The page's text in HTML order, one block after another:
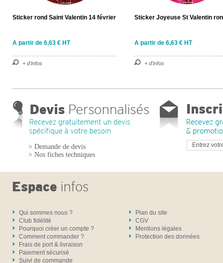
Sticker rond Saint Valentin 14 février
A partir de 6,63 € HT
+ d'infos
Sticker Joyeuse St Valentin
A partir de 6,63 € HT
+ d'infos
> Demande de devis
> Nos fiches techniques
Qui sommes nous ?
Club fidélité
Pourquoi créer un compte ?
Comment commander ?
Frais de port & livraison
Paiement sécurisé
Suivi de commande
Plan du site
CGV
Mentions légales
Protection des données